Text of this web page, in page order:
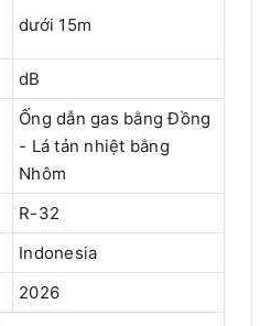
dưới 15m
dB
Ống dẫn gas bằng Đồng
- Lá tản nhiệt bằng
Nhôm
R-32
Indonesia
2026